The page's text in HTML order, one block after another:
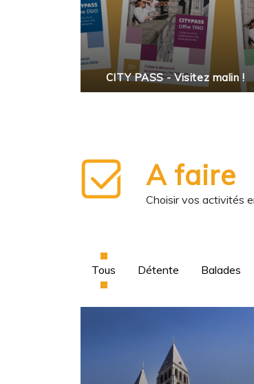
CITY PASS - Visitez malin !
A faire
Choisir vos activités
Tous Détente Balades